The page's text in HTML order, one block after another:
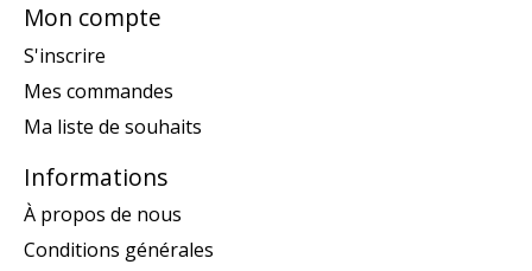
Mon compte
S'inscrire
Mes commandes
Ma liste de souhaits
Informations
À propos de nous
Conditions générales